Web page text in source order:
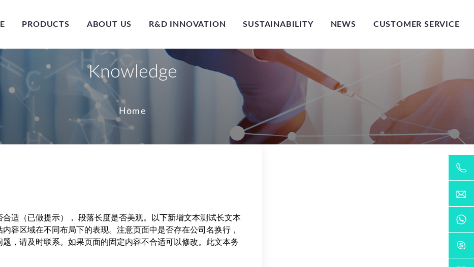
PRODUCTS ABOUT US R&D INNOVATION SUSTAINABILITY NEWS CUSTOMER SERVICE
Knowledge
Home
适（已做提示）， 段落长度是否美观。以下新增文本测试长文本
容区域在不同布局下的表现。注意页面中是否存在公司名换行，
，请及时联系。如果页面的固定内容不合适可以修改。此文本务